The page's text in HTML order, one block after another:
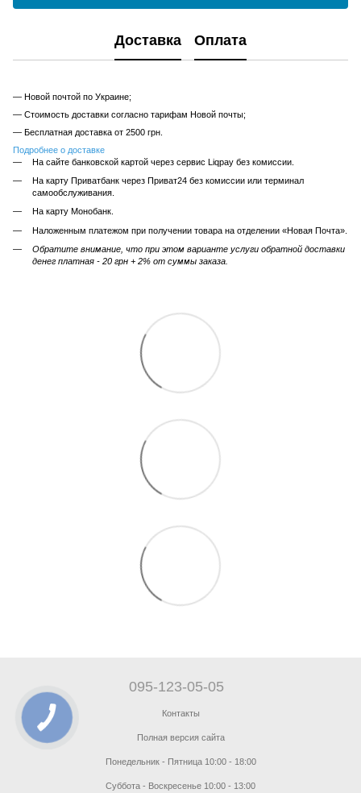
Доставка Оплата
— Новой почтой по Украине;
— Стоимость доставки согласно тарифам Новой почты;
— Бесплатная доставка от 2500 грн.
Подробнее о доставке
На сайте банковской картой через сервис Liqpay без комиссии.
На карту Приватбанк через Приват24 без комиссии или терминал
самообслуживания.
На карту Монобанк.
Наложенным платежом при получении товара на отделении «Новая Почта».
Обратите внимание, что при этом варианте услуги обратной доставки
денег платная - 20 грн + 2% от суммы заказа.
095-123-05-05
Контакты
Полная версия сайта
Понедельник - Пятница 10:00 - 18:00
Суббота - Воскресенье 10:00 - 13:00